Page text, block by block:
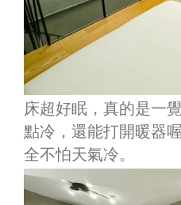
床超好眠，真的是一
點冷，還能打開暖器
全不怕天氣冷。